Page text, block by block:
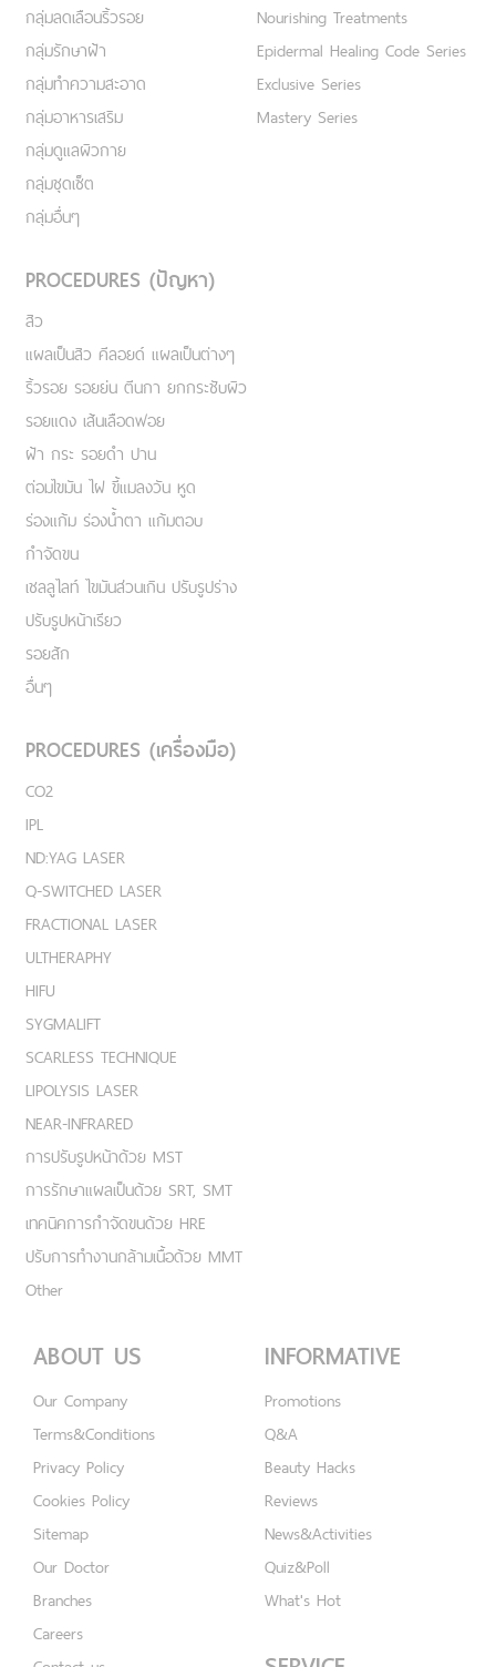
กลุ่มลดเลือนริ้วรอย
กลุ่มรักษาฝ้า
กลุ่มทำความสะอาด
กลุ่มอาหารเสริม
กลุ่มดูแลผิวกาย
กลุ่มชุดเซ็ต
กลุ่มอื่นๆ
Nourishing Treatments
Epidermal Healing Code Series
Exclusive Series
Mastery Series
PROCEDURES (ปัญหา)
สิว
แผลเป็นสิว คีลอยด์ แผลเป็นต่างๆ
ริ้วรอย รอยย่น ตีนกา ยกกระชับผิว
รอยแดง เส้นเลือดฟอย
ฝ้า กระ รอยดำ ปาน
ต่อมไขมัน ไฝ ขี้แมลงวัน หูด
ร่องแก้ม ร่องน้ำตา แก้มตอบ
กำจัดขน
เชลลูไลท์ ไขมันส่วนเกิน ปรับรูปร่าง
ปรับรูปหน้าเรียว
รอยสัก
อื่นๆ
PROCEDURES (เครื่องมือ)
CO2
IPL
ND:YAG LASER
Q-SWITCHED LASER
FRACTIONAL LASER
ULTHERAPHY
HIFU
SYGMALIFT
SCARLESS TECHNIQUE
LIPOLYSIS LASER
NEAR-INFRARED
การปรับรูปหน้าด้วย MST
การรักษาแผลเป็นด้วย SRT, SMT
เทคนิคการกำจัดขนด้วย HRE
ปรับการทำงานกล้ามเนื้อด้วย MMT
Other
ABOUT US
Our Company
Terms&Conditions
Privacy Policy
Cookies Policy
Sitemap
Our Doctor
Branches
Careers
INFORMATIVE
Promotions
Q&A
Beauty Hacks
Reviews
News&Activities
Quiz&Poll
What's Hot